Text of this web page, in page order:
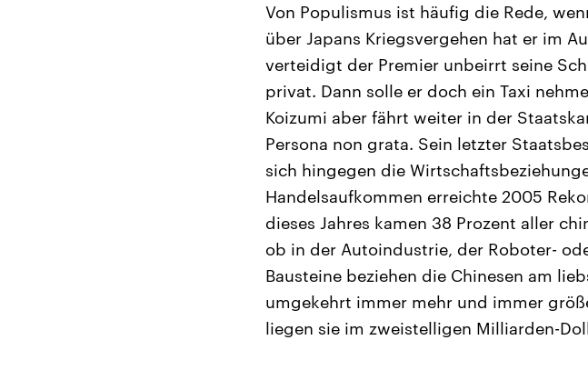
Von Populismus ist häufig die Rede,
über Japans Kriegsvergehen hat er im
verteidigt der Premier unbeirrt seine
privat. Dann solle er doch ein Taxi
Koizumi aber fährt weiter in der
Persona non grata. Sein letzter
sich hingegen die
Handelsaufkommen erreichte 2005
dieses Jahres kamen 38 Prozent aller
ob in der Autoindustrie, der Roboter-
Bausteine beziehen die Chinesen am
umgekehrt immer mehr und immer
liegen sie im zweistelligen Milliarden-